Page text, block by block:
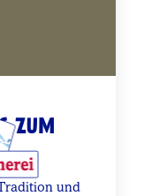
ZUM
und